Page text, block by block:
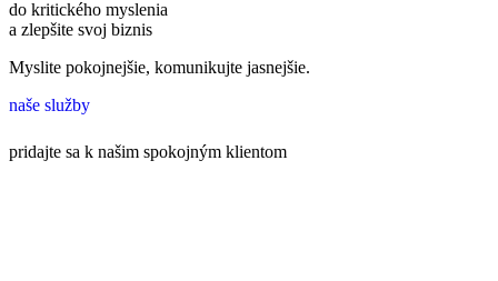
do kritického myslenia
a zlepšite svoj biznis
Myslite pokojnejšie, komunikujte jasnejšie.
naše služby
pridajte sa k našim spokojným klientom